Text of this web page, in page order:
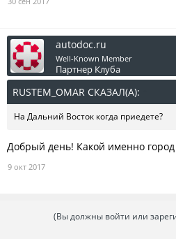
autodoc.ru
Well-Known Member
Партнер Клуба
RUSTEM_OMAR СКАЗАЛ(А):
На Дальний Восток когда приедете?
Добрый день! Какой именно город
9 окт 2017
(Вы должны войти или